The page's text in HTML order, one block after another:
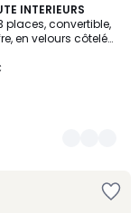
INTERIEURS
places, convertible,
en velours côtelé